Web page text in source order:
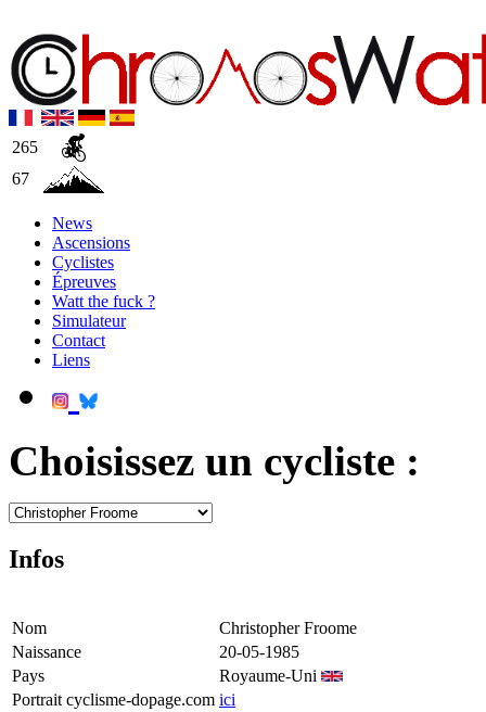
265
67
News
Ascensions
Cyclistes
Épreuves
Watt the fuck ?
Simulateur
Contact
Liens
Choisissez un cycliste :
Infos
Nom
Christopher Froome
Naissance
20-05-1985
Pays
Royaume-Uni
Portrait cyclisme-dopage.com ici